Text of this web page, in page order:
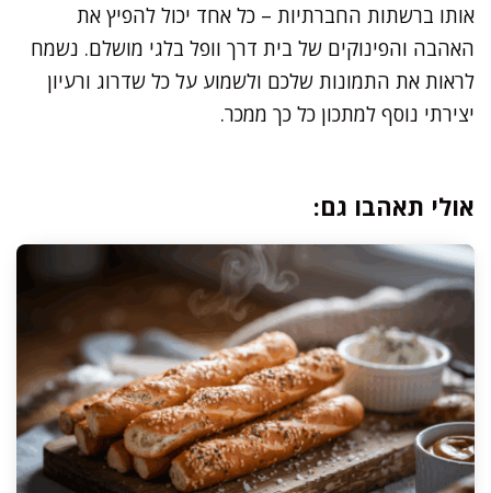
אותו ברשתות החברתיות – כל אחד יכול להפיץ את
האהבה והפינוקים של בית דרך וופל בלגי מושלם. נשמח
לראות את התמונות שלכם ולשמוע על כל שדרוג ורעיון
יצירתי נוסף למתכון כל כך ממכר.
אולי תאהבו גם: